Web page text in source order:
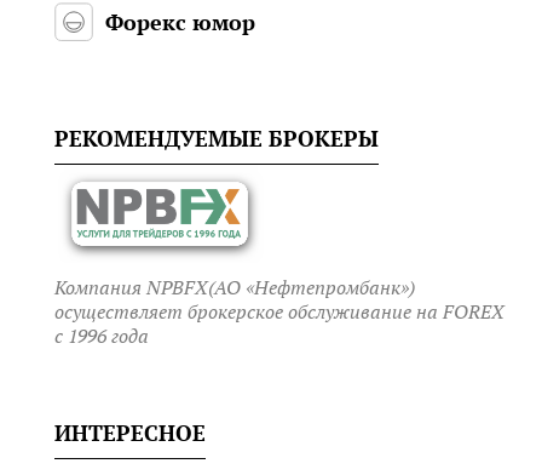
Форекс юмор
РЕКОМЕНДУЕМЫЕ БРОКЕРЫ
Компания NPBFX(АО «Нефтепромбанк»)
осуществляет брокерское обслуживание на FOREX
c 1996 года
ИНТЕРЕСНОЕ